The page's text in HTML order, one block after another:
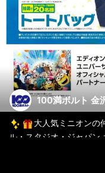
100満ボルト 金
大人気ミニオンの
ル・スタジオ・ジャパン
いつも100満ボルトをご